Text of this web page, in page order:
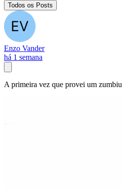
Todos os Posts
Enzo Vander
há 1 semana
A primeira vez que provei um zumbiu